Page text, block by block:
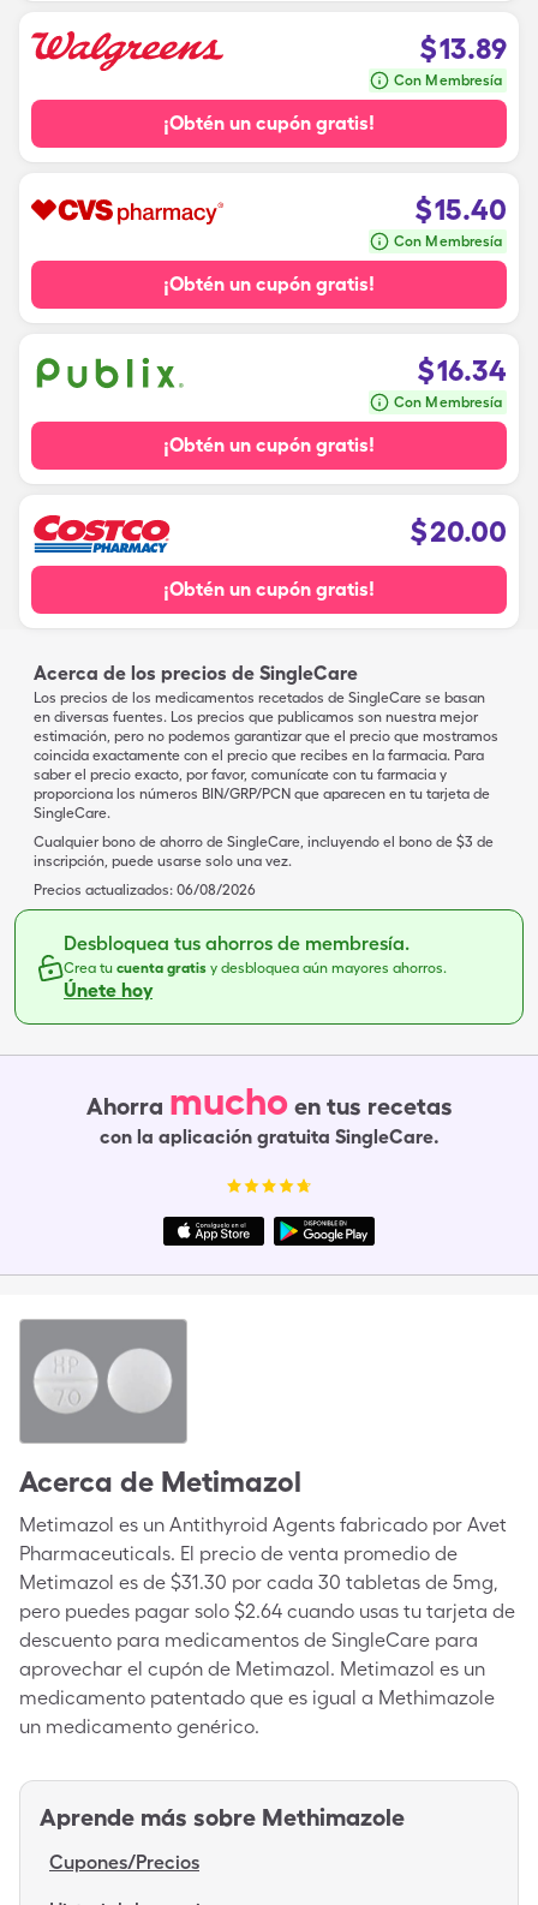
$13.89
Con Membresía
¡Obtén un cupón gratis!
$15.40
Con Membresía
¡Obtén un cupón gratis!
$16.34
Con Membresía
¡Obtén un cupón gratis!
$20.00
¡Obtén un cupón gratis!
Acerca de los precios de SingleCare
Los precios de los medicamentos recetados de SingleCare se basan
en diversas fuentes. Los precios que publicamos son nuestra mejor
estimación, pero no podemos garantizar que el precio que mostramos
coincida exactamente con el precio que recibes en la farmacia. Para
saber el precio exacto, por favor, comunícate con tu farmacia y
proporciona los números BIN/GRP/PCN que aparecen en tu tarjeta de
SingleCare.
Cualquier bono de ahorro de SingleCare, incluyendo el bono de $3 de
inscripción, puede usarse solo una vez.
Precios actualizados: 06/08/2026
Desbloquea tus ahorros de membresía.
Crea tu cuenta gratis y desbloquea aún mayores ahorros.
Únete hoy
Ahorra mucho en tus recetas
con la aplicación gratuita SingleCare.
Acerca de Metimazol
Metimazol es un Antithyroid Agents fabricado por Avet
Pharmaceuticals. El precio de venta promedio de
Metimazol es de $31.30 por cada 30 tabletas de 5mg,
pero puedes pagar solo $2.64 cuando usas tu tarjeta de
descuento para medicamentos de SingleCare para
aprovechar el cupón de Metimazol. Metimazol es un
medicamento patentado que es igual a Methimazole
un medicamento genérico.
Aprende más sobre Methimazole
Cupones/Precios